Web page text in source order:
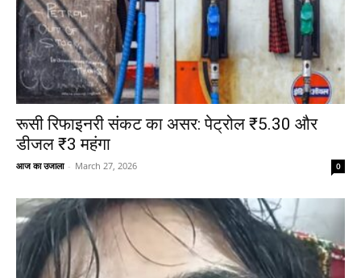
रूसी रिफाइनरी संकट का असर: पेट्रोल ₹5.30 और
डीजल ₹3 महंगा
आज का उजाला - March 27, 2026 0